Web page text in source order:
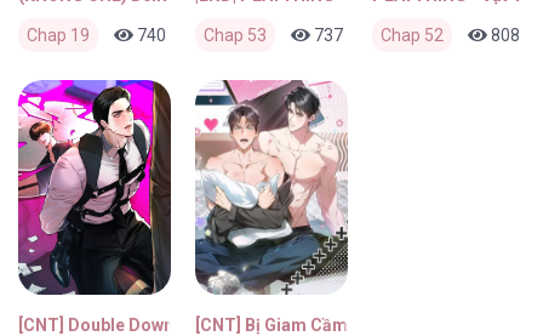
Chap 19 740 1 4 ngày trước
Chap 53 737 0 3 tuần trước
Chap 52 808
[CNT] Double Down
[CNT] Bị Giam Cầm Cùng Thanh Mai Trúc